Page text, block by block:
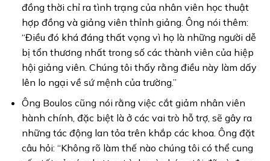
đồng thời chỉ ra tình trạng của nhân viên học thuật
hợp đồng và giảng viên thỉnh giảng. Ông nói thêm:
“Điều đó khá đáng thất vọng vì họ là những người dễ
bị tổn thương nhất trong số các thành viên của hiệp
hội giảng viên. Chúng tôi thấy rằng điều này làm dấy
lên lo ngại về sứ mệnh của trường.”
Ông Boulos cũng nói rằng việc cắt giảm nhân viên
hành chính, đặc biệt là ở các vai trò hỗ trợ, sẽ gây ra
những tác động lan tỏa trên khắp các khoa. Ông đặt
câu hỏi: “Không rõ làm thế nào chúng tôi có thể cung